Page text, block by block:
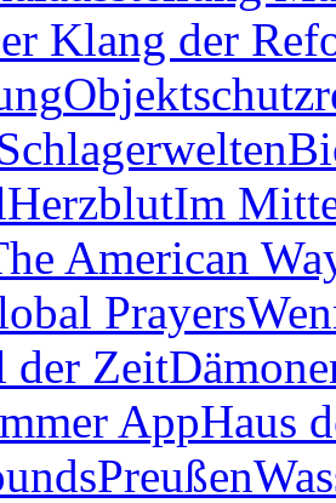
Klang der
HerzblutIm
American
Prayers
der Zeit
AppHaus
Preußen